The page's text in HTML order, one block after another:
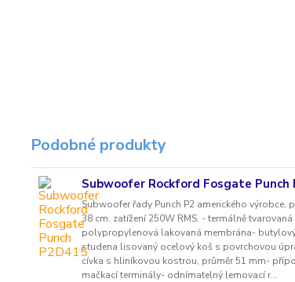
Podobné produkty
Subwoofer Rockford Fosgate Punch
Subwoofer řady Punch P2 amerického výrobce,
38 cm, zatížení 250W RMS. - termálně tvarovaná
polypropylenová lakovaná membrána-
studena lisovaný ocelový koš s povrchovou
cívka s hliníkovou kostrou, průměr 51 mm-
mačkací terminály- odnímatelný lemovací r...